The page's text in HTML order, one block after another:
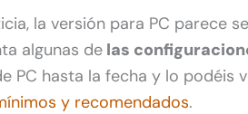
la versión para PC parece
algunas de las
PC hasta la fecha y lo podéis
y recomendados.